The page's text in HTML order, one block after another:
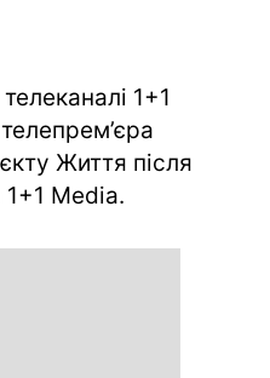
1+1
Життя після
Media.